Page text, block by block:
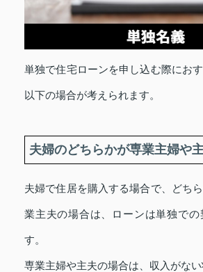
単独で住宅ローンを申し込む際におす
以下の場合が考えられます。
夫婦のどちらかが専業主婦や
夫婦で住居を購入する場合で、どち
業主夫の場合は、ローンは単独で
す。
専業主婦や主夫の場合は、収入がない